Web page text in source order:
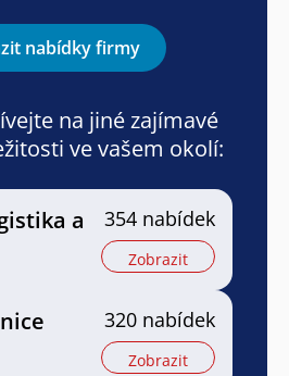
nabídky firmy
na jiné zajímavé
ve vašem okolí:
a
354 nabídek
Zobrazit
320 nabídek
Zobrazit